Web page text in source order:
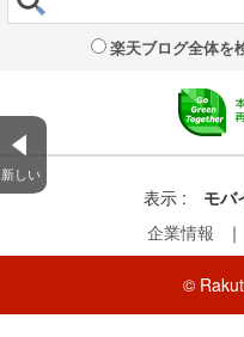
新しい
楽天ブログ全体を
表示 : モバ
企業情報
｜
©